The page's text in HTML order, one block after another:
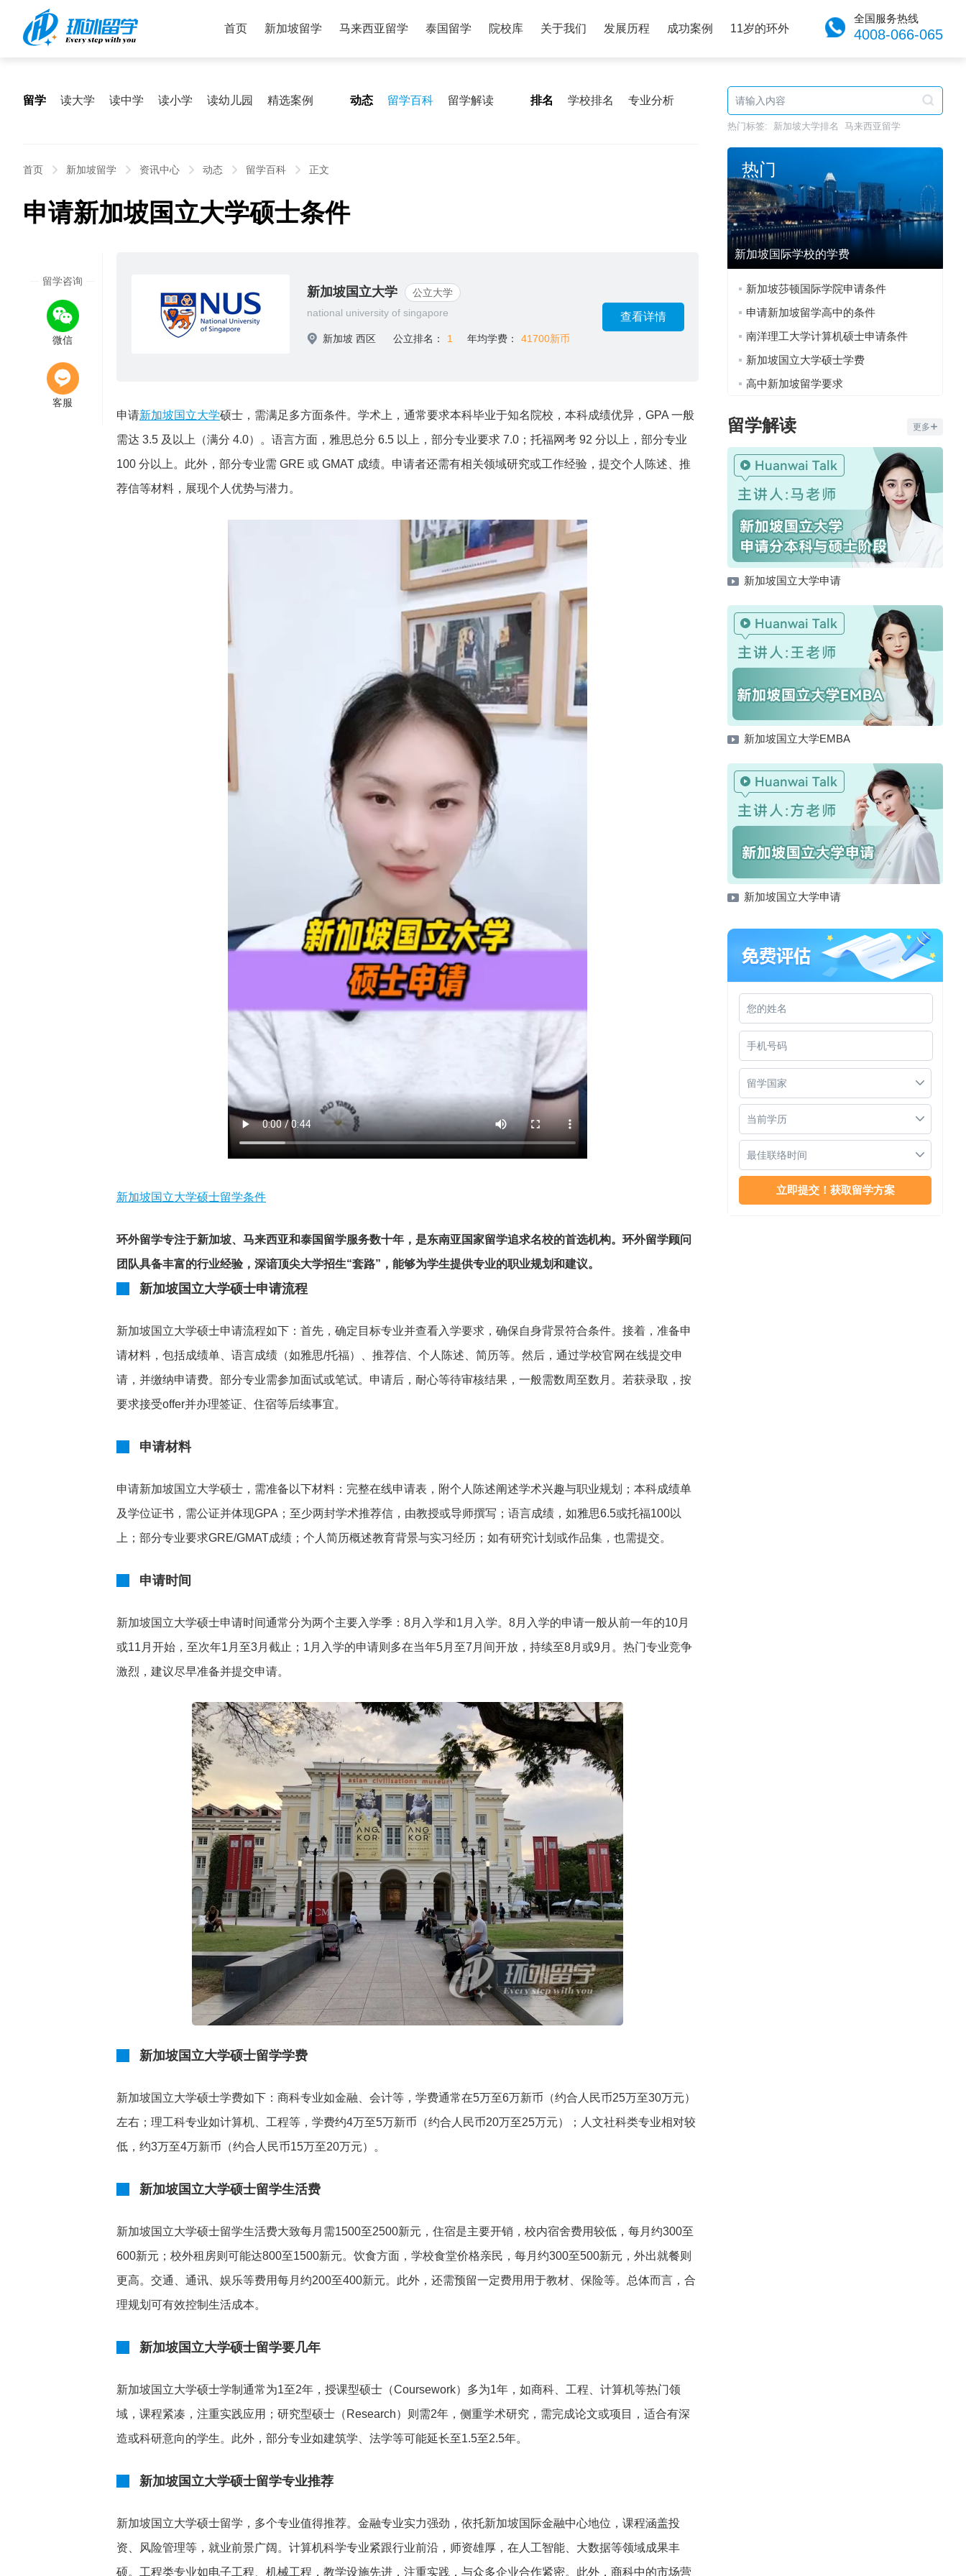
首页 新加坡留学 马来西亚留学 泰国留学 院校库 关于我们 发展历程 成功案例 11岁的环外
全国服务热线
4008-066-065
留学 读大学 读中学 读小学 读幼儿园 精选案例 动态 留学百科 留学解读 排名 学校排名 专业分析
首页 新加坡留学 资讯中心 动态 留学百科 正文
申请新加坡国立大学硕士条件
新加坡国立大学
公立大学
national university of singapore
新加坡 西区 公立排名： 1 年均学费： 41700新币
查看详情
申请新加坡国立大学硕士，需满足多方面条件。学术上，通常要求本科毕业于知名院校，本科成绩优异，GPA 一般
需达 3.5 及以上（满分 4.0）。语言方面，雅思总分 6.5 以上，部分专业要求 7.0；托福网考 92 分以上，部分专业
100 分以上。此外，部分专业需 GRE 或 GMAT 成绩。申请者还需有相关领域研究或工作经验，提交个人陈述、推
荐信等材料，展现个人优势与潜力。
新加坡国立大学硕士留学条件
环外留学专注于新加坡、马来西亚和泰国留学服务数十年，是东南亚国家留学追求名校的首选机构。环外留学顾问
团队具备丰富的行业经验，深谙顶尖大学招生“套路”，能够为学生提供专业的职业规划和建议。
新加坡国立大学硕士申请流程
新加坡国立大学硕士申请流程如下：首先，确定目标专业并查看入学要求，确保自身背景符合条件。接着，准备申
请材料，包括成绩单、语言成绩（如雅思/托福）、推荐信、个人陈述、简历等。然后，通过学校官网在线提交申
请，并缴纳申请费。部分专业需参加面试或笔试。申请后，耐心等待审核结果，一般需数周至数月。若获录取，按
要求接受offer并办理签证、住宿等后续事宜。
申请材料
申请新加坡国立大学硕士，需准备以下材料：完整在线申请表，附个人陈述阐述学术兴趣与职业规划；本科成绩单
及学位证书，需公证并体现GPA；至少两封学术推荐信，由教授或导师撰写；语言成绩，如雅思6.5或托福100以
上；部分专业要求GRE/GMAT成绩；个人简历概述教育背景与实习经历；如有研究计划或作品集，也需提交。
申请时间
新加坡国立大学硕士申请时间通常分为两个主要入学季：8月入学和1月入学。8月入学的申请一般从前一年的10月
或11月开始，至次年1月至3月截止；1月入学的申请则多在当年5月至7月间开放，持续至8月或9月。热门专业竞争
激烈，建议尽早准备并提交申请。
新加坡国立大学硕士留学学费
新加坡国立大学硕士学费如下：商科专业如金融、会计等，学费通常在5万至6万新币（约合人民币25万至30万元）
左右；理工科专业如计算机、工程等，学费约4万至5万新币（约合人民币20万至25万元）；人文社科类专业相对较
低，约3万至4万新币（约合人民币15万至20万元）。
新加坡国立大学硕士留学生活费
新加坡国立大学硕士留学生活费大致每月需1500至2500新元，住宿是主要开销，校内宿舍费用较低，每月约300至
600新元；校外租房则可能达800至1500新元。饮食方面，学校食堂价格亲民，每月约300至500新元，外出就餐则
更高。交通、通讯、娱乐等费用每月约200至400新元。此外，还需预留一定费用用于教材、保险等。总体而言，合
理规划可有效控制生活成本。
新加坡国立大学硕士留学要几年
新加坡国立大学硕士学制通常为1至2年，授课型硕士（Coursework）多为1年，如商科、工程、计算机等热门领
域，课程紧凑，注重实践应用；研究型硕士（Research）则需2年，侧重学术研究，需完成论文或项目，适合有深
造或科研意向的学生。此外，部分专业如建筑学、法学等可能延长至1.5至2.5年。
新加坡国立大学硕士留学专业推荐
新加坡国立大学硕士留学，多个专业值得推荐。金融专业实力强劲，依托新加坡国际金融中心地位，课程涵盖投
资、风险管理等，就业前景广阔。计算机科学专业紧跟行业前沿，师资雄厚，在人工智能、大数据等领域成果丰
硕。工程类专业如电子工程、机械工程，教学设施先进，注重实践，与众多企业合作紧密。此外，商科中的市场营
05/22
11:43
新加坡留学
留学百科
留学咨询
微信
客服
热门标签: 新加坡大学排名 马来西亚留学
热门
新加坡国际学校的学费
新加坡莎顿国际学院申请条件
申请新加坡留学高中的条件
南洋理工大学计算机硕士申请条件
新加坡国立大学硕士学费
高中新加坡留学要求
留学解读 更多
新加坡国立大学申请
新加坡国立大学EMBA
新加坡国立大学申请
新加坡国立大学留学
留学国家
当前学历
最佳联络时间